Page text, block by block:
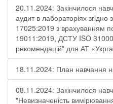
20.11.2024: Закінчилося
аудит в лабораторіях
17025:2019 з врахуванням
19011:2019, ДСТУ ISO
рекомендацій" для АТ
18.11.2024: План навчання
08.11.2024: Закінчилося
"Невизначеність